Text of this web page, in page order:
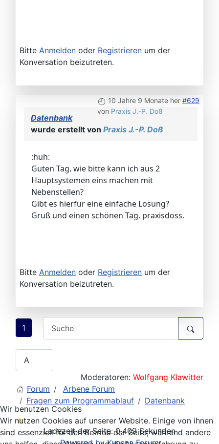
Bitte Anmelden oder Registrieren um der
Konversation beizutreten.
10 Jahre 9 Monate her #629
von Praxis J.-P. Doß
Datenbank
wurde erstellt von Praxis J.-P. Doß
:huh:
Guten Tag, wie bitte kann ich aus 2
Hauptsystemen eins machen mit
Nebenstellen?
Gibt es hierfür eine einfache Lösung?
Gruß und einen schönen Tag. praxisdoss.
Bitte Anmelden oder Registrieren um der
Konversation beizutreten.
1
Moderatoren: Wolfgang Klawitter
Forum
Arbene Forum
Fragen zum Programmablauf
Datenbank
Ladezeit der Seite: 0.409 Sekunden
Wir benutzen Cookies
Wir nutzen Cookies auf unserer Website. Einige von ihnen
sind essenziell für den Betrieb der Seite, während andere